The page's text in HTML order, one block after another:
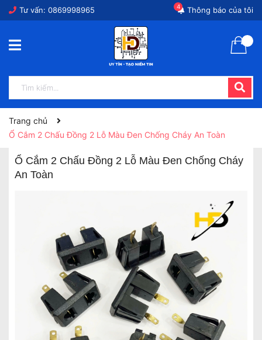
Tư vấn: 0869998965 Thông báo của tôi
4
Trang chủ
Ổ Cắm 2 Chấu Đồng 2 Lỗ Màu Đen Chống Cháy An Toàn
Ổ Cắm 2 Chấu Đồng 2 Lỗ Màu Đen Chống Cháy
An Toàn